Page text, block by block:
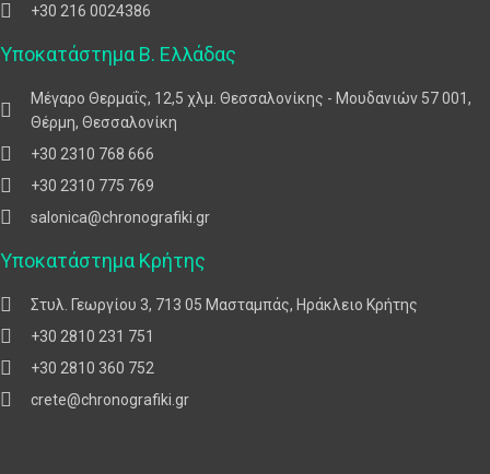
+30 216 0024386
Υποκατάστημα Β. Ελλάδας
Μέγαρο Θερμαΐς, 12,5 χλμ. Θεσσαλονίκης - Μουδανιών 57 001,
Θέρμη, Θεσσαλονίκη
+30 2310 768 666
+30 2310 775 769
salonica@chronografiki.gr
Υποκατάστημα Κρήτης
Στυλ. Γεωργίου 3, 713 05 Μασταμπάς, Ηράκλειο Κρήτης
+30 2810 231 751
+30 2810 360 752
crete@chronografiki.gr